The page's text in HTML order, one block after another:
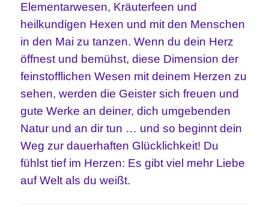
Elementarwesen, Kräuterfeen und
heilkundigen Hexen und mit den Menschen
in den Mai zu tanzen. Wenn du dein Herz
öffnest und bemühst, diese Dimension der
feinstofflichen Wesen mit deinem Herzen zu
sehen, werden die Geister sich freuen und
gute Werke an deiner, dich umgebenden
Natur und an dir tun … und so beginnt dein
Weg zur dauerhaften Glücklichkeit! Du
fühlst tief im Herzen: Es gibt viel mehr Liebe
auf Welt als du weißt.